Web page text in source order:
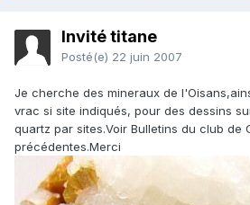
Invité titane
Posté(e) 22 juin 2007
Je cherche des mineraux de
vrac si site indiqués, pour des dessins
quartz par sites.Voir Bulletins du club de
précédentes.Merci